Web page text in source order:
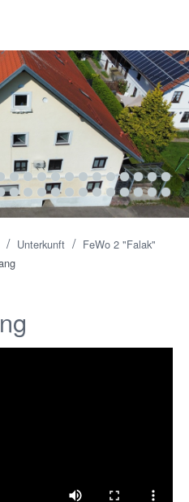
141516171819202122232425
3940 41424344454647484950
/ Unterkunft / FeWo 2 "Falak"